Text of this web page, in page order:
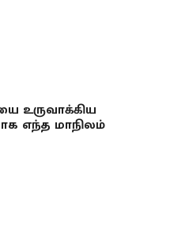
உருவாக்கிய
எந்த மாநிலம்